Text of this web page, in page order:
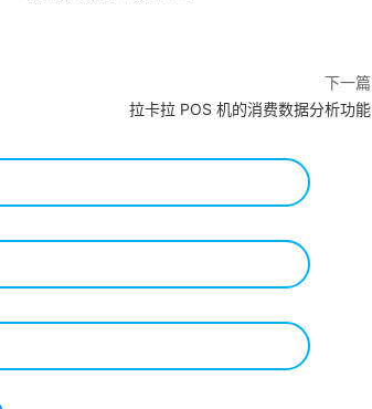
下一篇
拉卡拉 POS 机的消费数据分析功能